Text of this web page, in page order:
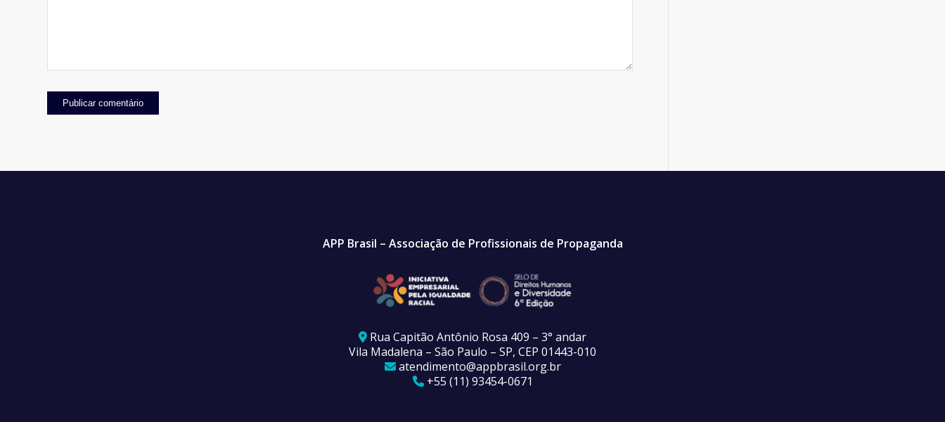
APP Brasil – Associação de Profissionais de Propaganda
Rua Capitão Antônio Rosa 409 – 3° andar
Vila Madalena – São Paulo – SP, CEP 01443-010
atendimento@appbrasil.org.br
+55 (11) 93454-0671